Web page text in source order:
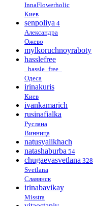
InnaFlowerholic
Киев
senpoliya 4
Александра
Ожево
mylkoruchnoyraboty
hasslefree
_hassle_free_
Одеса
irinakuris
Киев
ivankamarich
rusinafialka
Руслана
Винница
natusyalikhach
natashaburba 54
chugaevasvetlana 328
Svetlana
Славянск
irinabavikay
Misstra